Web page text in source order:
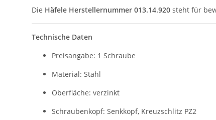
Die Häfele Herstellernummer 013.14.920 steht für
Technische Daten
Preisangabe: 1 Schraube
Material: Stahl
Oberfläche: verzinkt
Schraubenkopf: Senkkopf, Kreuzschlitz PZ2